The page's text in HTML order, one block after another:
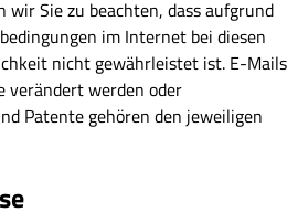
Sie zu beachten, dass aufgrund
im Internet bei diesen
nicht gewährleistet ist. E-Mails
verändert werden oder
Patente gehören den jeweiligen